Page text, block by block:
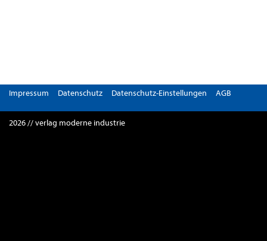
Impressum Datenschutz Datenschutz-Einstellungen AGB
2026 // verlag moderne industrie